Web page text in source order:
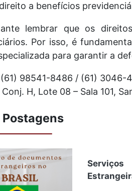
a benefícios
lembrar que os
Por isso, é
para garantir a
98541-8486 / (61) 3046-
Conj. H, Lote 08 – Sala 101,